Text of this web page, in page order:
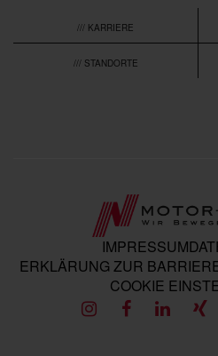
/// KARRIERE
/// STANDORTE
IMPRESSUM
ERKLÄRUNG ZUR
COOKIE